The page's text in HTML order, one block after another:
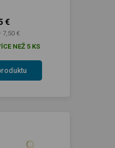
€
7,50 €
NEŽ 5 KS